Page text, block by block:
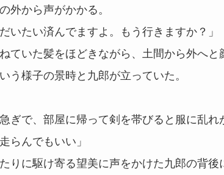
外から声がかかる。
だいたい済んでますよ。もう行きますか？」
ていた髪をほどきながら、土間から外へ
う様子の景時と九郎が立っていた。
ぎで、部屋に帰って剣を帯びると服に乱れ
走らんでもいい」
りに駆け寄る望美に声をかけた九郎の背